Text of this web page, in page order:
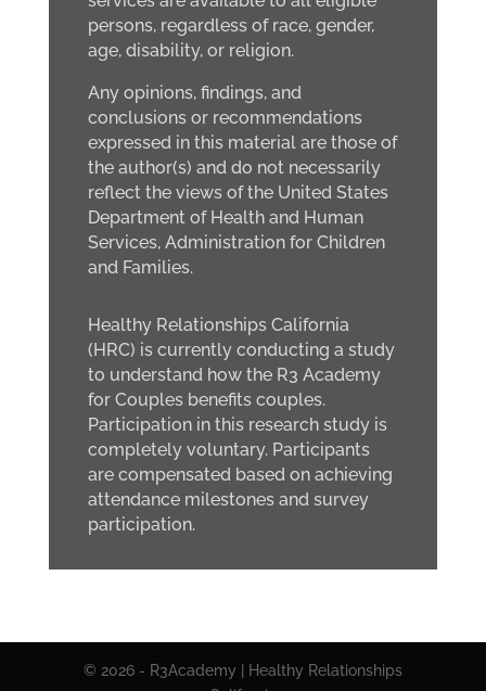
persons, regardless of race, gender,
age, disability, or religion.
Any opinions, findings, and
conclusions or recommendations
expressed in this material are those of
the author(s) and do not necessarily
reflect the views of the United States
Department of Health and Human
Services, Administration for Children
and Families.
Healthy Relationships California
(HRC) is currently conducting a study
to understand how the R3 Academy
for Couples benefits couples.
Participation in this research study is
completely voluntary. Participants
are compensated based on achieving
attendance milestones and survey
participation.
© 2026 - R3Academy | Healthy Relationships